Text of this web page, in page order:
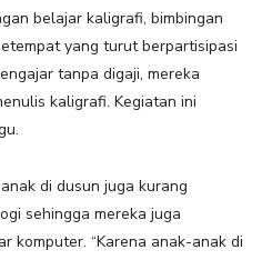
belajar kaligrafi, bimbingan
yang turut berpartisipasi
tanpa digaji, mereka
kaligrafi. Kegiatan ini
di dusun juga kurang
sehingga mereka juga
komputer. “Karena anak-anak di